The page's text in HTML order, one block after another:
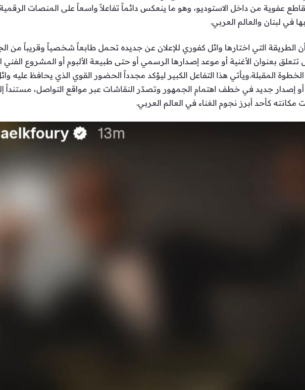
عفوية من داخل الاستوديو، وهو ما ينعكس دائماً تفاعلاً واسعاً على المنصات
في لبنان والعالم العربي.
أن الطريقة التي اختارها وائل كفوري للإعلان عن جديده تحمل طابعاً شخصياً وقريباً
تتعلق بعنوان الأغنية أو موعد إصدارها الرسمي أو حتى طبيعة الألبوم أو المشروع
المقبلة.ويأتي هذا التفاعل الكبير ليؤكد مجدداً الحضور القوي الذي يحافظ عليه
إصدار جديد في خطف اهتمام الجمهور وتصدّر النقاشات عبر مواقع التواصل، مستنداً
كأحد أبرز نجوم الغناء في العالم العربي.